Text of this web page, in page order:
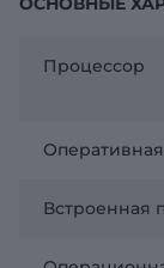
Процессор
Встроенная